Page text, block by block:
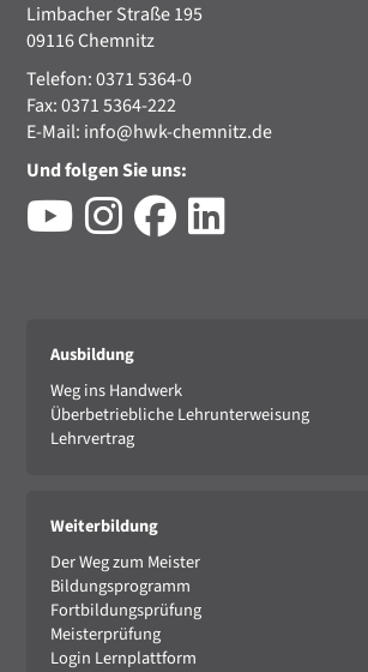
Limbacher Straße 195
09116 Chemnitz
Telefon: 0371 5364-0
Fax: 0371 5364-222
E-Mail: info@hwk-chemnitz.de
Und folgen Sie uns:
Ausbildung
Weg ins Handwerk
Überbetriebliche Lehrunterweisung
Lehrvertrag
Weiterbildung
Der Weg zum Meister
Bildungsprogramm
Fortbildungsprüfung
Meisterprüfung
Login Lernplattform